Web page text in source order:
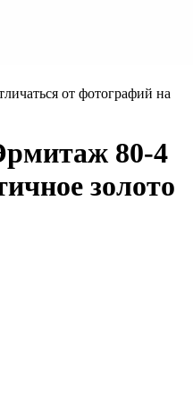
от фотографий на
80-4
золото